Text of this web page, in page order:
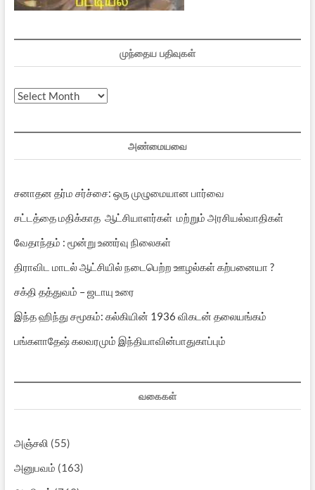
முந்தைய பதிவுகள்
முந்தைய
அண்மையவை
சனாதன தர்ம சர்ச்சை: ஒரு முழுமையான பார்வை
சட்டத்தை மதிக்காத ஆட்சியாளர்கள் மற்றும் அரசியல்வாதிகள்
வேதாந்தம் : மூன்று உணர்வு நிலைகள்
திராவிட மாடல் ஆட்சியில் நடைபெற்ற ஊழல்கள் கற்பனையா ?
சக்தி தத்துவம் – ஜடாயு உரை
இந்த ஹிந்து சமூகம்: கல்கியின் 1936 விகடன் தலையங்கம்
பங்களாதேஷ் கலவரமும் இந்தியாவின்பாதுகாப்பும்
வகைகள்
அஞ்சலி (55)
அனுபவம் (163)